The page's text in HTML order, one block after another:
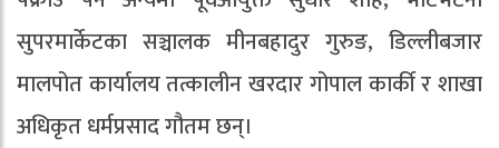
सुपरमार्केटका सञ्चालक मीनबहादुर गुरुङ, डिल्लीबजार
मालपोत कार्यालय तत्कालीन खरदार गोपाल कार्की र शाखा
अधिकृत धर्मप्रसाद गौतम छन्।